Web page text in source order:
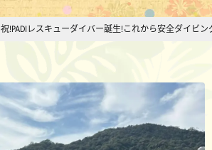
祝!PADIレスキューダイバー誕生!これから安全ダイビ